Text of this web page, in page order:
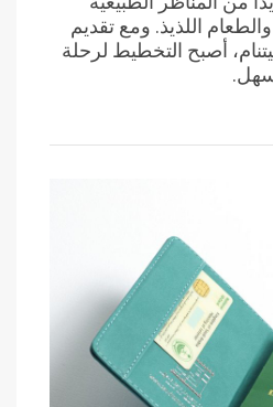
والطعام اللذيذ. ومع تقديم
أصبح التخطيط لرحلة